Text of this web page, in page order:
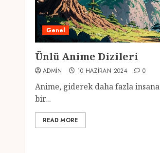
Genel
Ünlü Anime Dizileri
ADMIN 10 HAZIRAN 2024 0
Anime, giderek daha fazla
bir...
READ MORE